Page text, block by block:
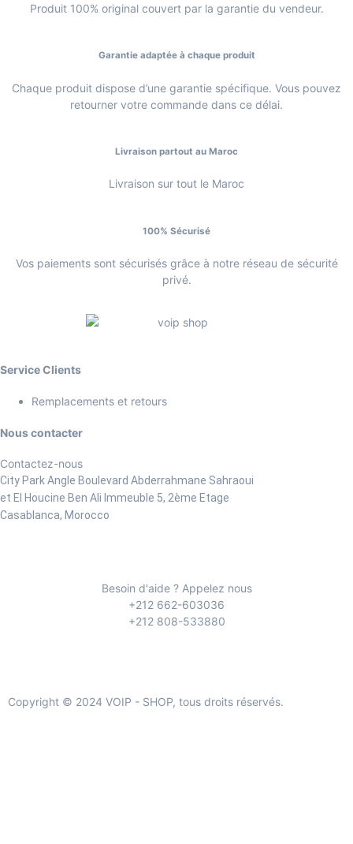
Produit 100% original couvert par la garantie du vendeur.
Garantie adaptée à chaque produit
Chaque produit dispose d’une garantie spécifique. Vous pouvez
retourner votre commande dans ce délai.
Livraison partout au Maroc
Livraison sur tout le Maroc
100% Sécurisé
Vos paiements sont sécurisés grâce à notre réseau de sécurité
privé.
Service Clients
Remplacements et retours
Nous contacter
Contactez-nous
City Park Angle Boulevard Abderrahmane Sahraoui
et El Houcine Ben Ali Immeuble 5, 2ème Etage
Casablanca, Morocco
Besoin d'aide ? Appelez nous
+212 662-603036
+212 808-533880
Copyright © 2024 VOIP - SHOP, tous droits réservés.